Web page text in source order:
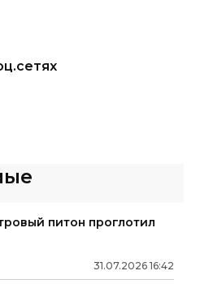
питон проглотил
31.07.2026 16:42